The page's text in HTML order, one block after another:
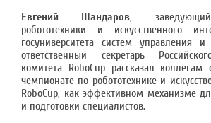
Евгений Шандаров, заведующий
робототехники и искусственного
госуниверситета систем управления и
ответственный секретарь
комитета RoboCup рассказал
чемпионате по робототехнике и
RoboCup, как эффективном механизме
и подготовки специалистов.